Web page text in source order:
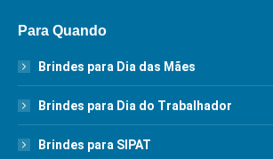
Para Quando
Brindes para Dia das Mães
Brindes para Dia do Trabalhador
Brindes para SIPAT